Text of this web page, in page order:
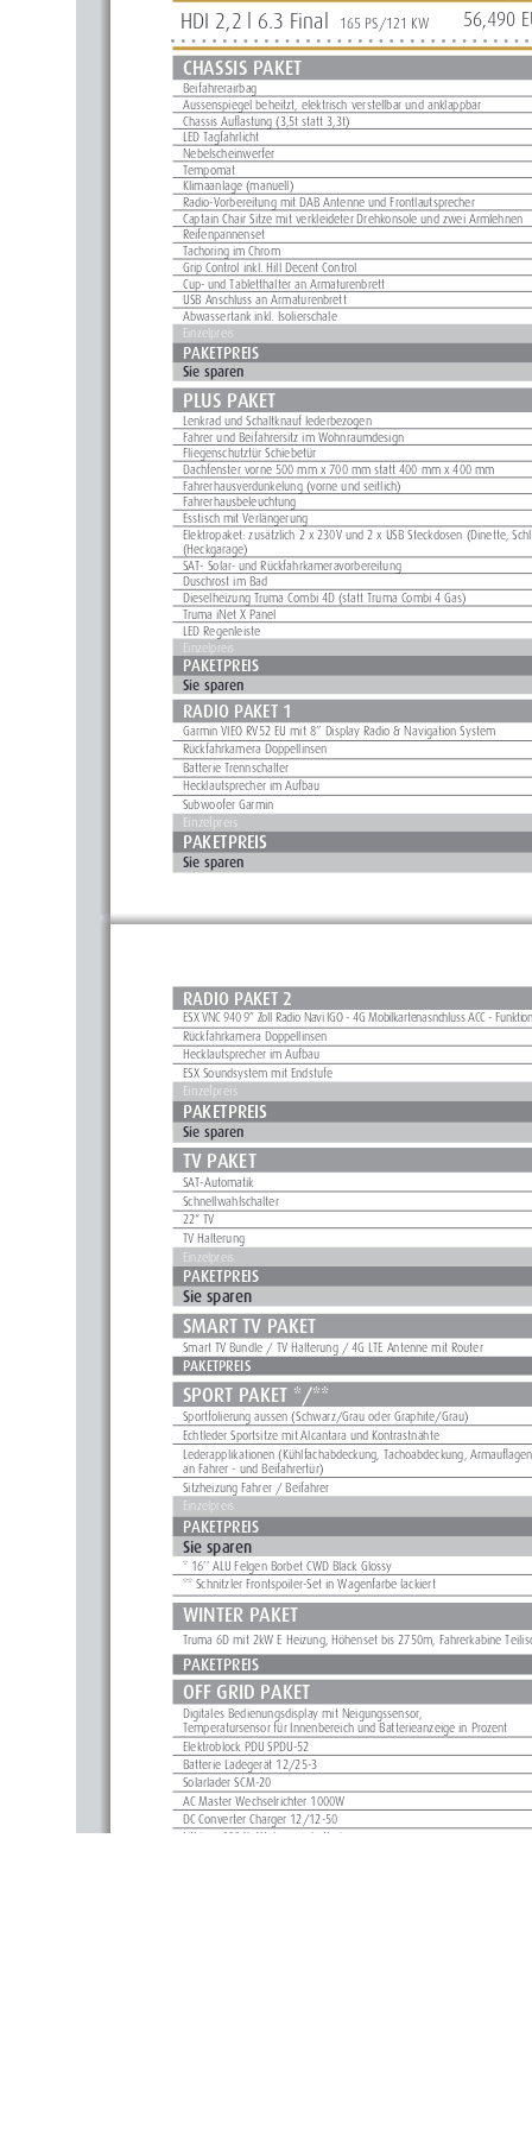
CHASSIS PAKET
Beifahrerairbag
Aussenspiegel beheitzt, elektrisch verstellbar und anklappbar
Chassis Auflastung (3,5t statt 3,3t)
LED Tagfahrlicht
Nebelscheinwerfer
Tempomat
Klimaanlage (manuell)
Radio-Vorbereitung mit DAB Antenne und Frontlautsprecher
Captain Chair Sitze mit verkleideter Drehkonsole und zwei Armlehnen
Reifenpannenset
Tachoring im Chrom
Grip Control inkl. Hill Decent Control
Cup- und Tabletthalter an Armaturenbrett
USB Anschluss an Armaturenbrett
Abwassertank inkl. Isolierschale
Einzelpreis
PAKETPREIS
Sie sparen
PLUS PAKET
Lenkrad und Schaltknauf lederbezogen
Fahrer und Beifahrersitz im Wohnraumdesign
Fliegenschutztür Schiebetür
Dachfenster vorne 500 mm x 700 mm statt 400 mm x 400 mm
Fahrerhausverdunkelung (vorne und seitlich)
Fahrerhausbeleuchtung
Esstisch mit Verlängerung
Elektropaket: zusätzlich 2 x 230V und 2 x USB Steckdosen (Dinette,
(Heckgarage)
SAT- Solar- und Rückfahrkameravorbereitung
Duschrost im Bad
Dieselheizung Truma Combi 4D (statt Truma Combi 4 Gas)
Truma iNet X Panel
LED Regenleiste
Einzelpreis
PAKETPREIS
Sie sparen
HDI 2,2 l 6.3 Final 165 PS/121 KW
RADIO PAKET 1
Garmin VIEO RV52 EU mit 8’’ Display Radio & Navigation System
Rückfahrkamera Doppellinsen
Batterie Trennschalter
Hecklautsprecher im Aufbau
Subwoofer Garmin
Einzelpreis
PAKETPREIS
Sie sparen
TV PAKET
SAT-Automatik
Schnellwahlschalter
22“ TV
TV Halterung
Einzelpreis
PAKETPREIS
Sie sparen
SMART TV PAKET
Smart TV Bundle / TV Halterung / 4G LTE Antenne mit Router
PAKETPREIS
SPORT PAKET */**
Sportfolierung aussen (Schwarz/Grau oder Graphite/Grau)
Echtleder Sportsitze mit Alcantara und Kontrastnähte
Lederapplikationen (Kühlfachabdeckung, Tachoabdeckung,
an Fahrer - und Beifahrertür)
Sitzheizung Fahrer / Beifahrer
Einzelpreis
PAKETPREIS
Sie sparen
* 16’’ ALU Felgen Borbet CWD Black Glossy
** Schnitzler Frontspoiler-Set in Wagenfarbe lackiert
WINTER PAKET
Truma 6D mit 2kW E Heizung, Höhenset bis 2750m, Fahrerkabine
PAKETPREIS
OFF GRID PAKET
Digitales Bedienungsdisplay mit Neigungssensor,
Temperatursensor für Innenbereich und Batterieanzeige in Prozent
Elektroblock PDU SPDU-52
Batterie Ladegerät 12/25-3
Solarlader SCM-20
AC Master Wechselrichter 1000W
DC Converter Charger 12/12-50
Lithium 100Ah Wohnraumbatterie
RADIO PAKET 2
ESX VNC 940 9” Zoll Radio Navi IGO - 4G Mobilkartenasnchluss ACC -
Rückfahrkamera Doppellinsen
Hecklautsprecher im Aufbau
ESX Soundsystem mit Endstufe
Einzelpreis
PAKETPREIS
Sie sparen